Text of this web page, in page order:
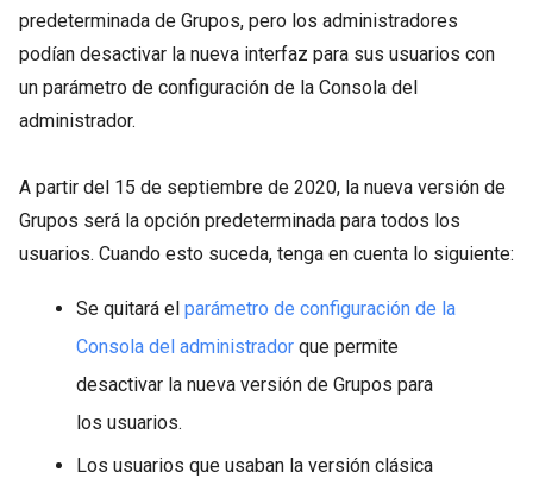
predeterminada de Grupos, pero los administradores
podían desactivar la nueva interfaz para sus usuarios con
un parámetro de configuración de la Consola del
administrador.
A partir del 15 de septiembre de 2020, la nueva versión de
Grupos será la opción predeterminada para todos los
usuarios. Cuando esto suceda, tenga en cuenta lo siguiente:
Se quitará el parámetro de configuración de la
Consola del administrador que permite
desactivar la nueva versión de Grupos para
los usuarios.
Los usuarios que usaban la versión clásica